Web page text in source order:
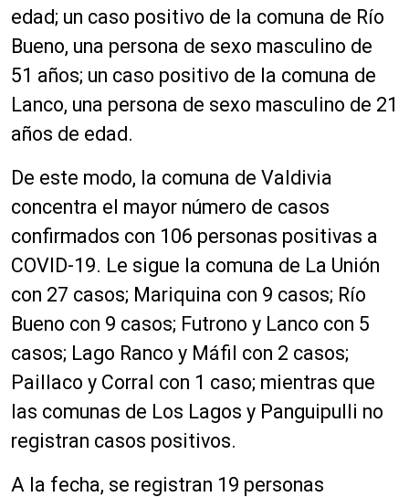
edad; un caso positivo de la comuna de Río
Bueno, una persona de sexo masculino de
51 años; un caso positivo de la comuna de
Lanco, una persona de sexo masculino de 21
años de edad.
De este modo, la comuna de Valdivia
concentra el mayor número de casos
confirmados con 106 personas positivas a
COVID-19. Le sigue la comuna de La Unión
con 27 casos; Mariquina con 9 casos; Río
Bueno con 9 casos; Futrono y Lanco con 5
casos; Lago Ranco y Máfil con 2 casos;
Paillaco y Corral con 1 caso; mientras que
las comunas de Los Lagos y Panguipulli no
registran casos positivos.
A la fecha, se registran 19 personas